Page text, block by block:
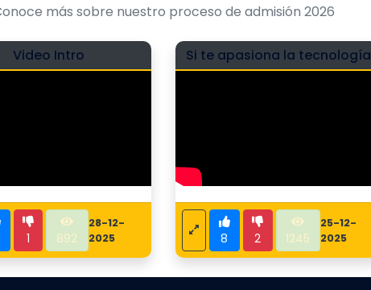
más sobre nuestro proceso de admisión 2026
Video Intro
1 892
28-12-
2025
Si te apasiona la tecnología
8 2 1245
25-12-
2025